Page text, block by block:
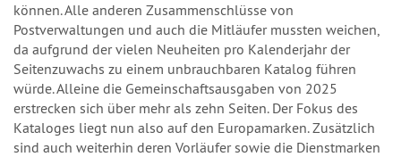
können. Alle anderen Zusammenschlüsse von
Postverwaltungen und auch die Mitläufer mussten weichen,
da aufgrund der vielen Neuheiten pro Kalenderjahr der
Seitenzuwachs zu einem unbrauchbaren Katalog führen
würde. Alleine die Gemeinschaftsausgaben von 2025
erstrecken sich über mehr als zehn Seiten. Der Fokus des
Kataloges liegt nun also auf den Europamarken. Zusätzlich
sind auch weiterhin deren Vorläufer sowie die Dienstmarken